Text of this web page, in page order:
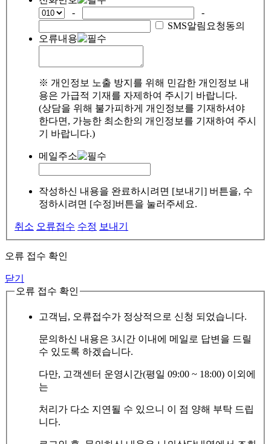
-
-
SMS알림요청동의
오류내용
※ 개인정보 노출 방지를 위해 민감한 개인정보 내
용은 가급적 기재를 자제하여 주시기 바랍니다.
(상담을 위해 불가피하게 개인정보를 기재하셔야
한다면, 가능한 최소한의 개인정보를 기재하여 주시
기 바랍니다.)
메일주소
작성하신 내용을 완료하시려면 [보내기] 버튼을, 수
정하시려면 [수정]버튼을 눌러주세요.
취소 오류접수 수정 보내기
오류 접수 확인
닫기
오류 접수 확인
고객님, 오류접수가 정상적으로 신청 되었습니다.
문의하신 내용은 3시간 이내에 메일로 답변을 드릴
수 있도록 하겠습니다.
다만, 고객센터 운영시간(평일 09:00 ~ 18:00) 이외에
는
처리가 다소 지연될 수 있으니 이 점 양해 부탁 드립
니다.